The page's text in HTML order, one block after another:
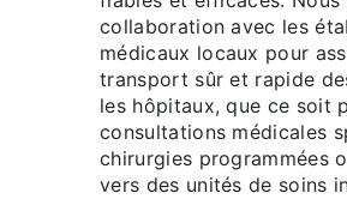
collaboration avec les
médicaux locaux pour
transport sûr et rapide
les hôpitaux, que ce soit
consultations médicales
chirurgies programmées
vers des unités de soins